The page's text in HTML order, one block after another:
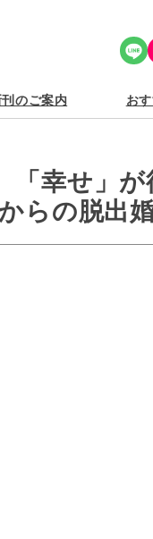
Share Icon
のご案内 お
幸せ」が
らの脱出